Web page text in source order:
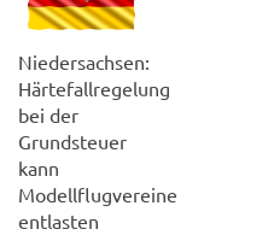
Niedersachsen:
Härtefallregelung
bei der
Grundsteuer
kann
Modellflugvereine
entlasten